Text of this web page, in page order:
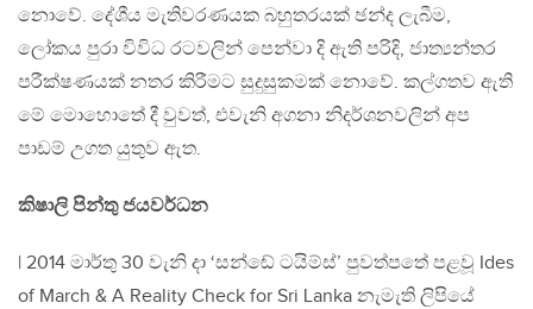
නොවේ. දේශීය මැතිවරණයක බහුතරයක් ඡන්ද ලැබීම,
ලෝකය පුරා විවිධ රටවලින් පෙන්වා දි ඇති පරිදි, ජාත්‍යන්තර
පරීක්ෂණයක් නතර කිරීමට සුදුසුකමක් නොවේ. කල්ගතව ඇති
මේ මොහොතේ දී වුවත්, එවැනි අගනා නිදර්ශනවලින් අප
පාඩම් උගත යුතුව ඇත.
කිෂාලි පින්තු ජයවර්ධන
| 2014 මාර්තු 30 වැනි දා ‘සන්ඬේ ටයිම්ස්’ පුවත්පතේ පළවූ Ides
of March & A Reality Check for Sri Lanka නැමැති ලිපියේ